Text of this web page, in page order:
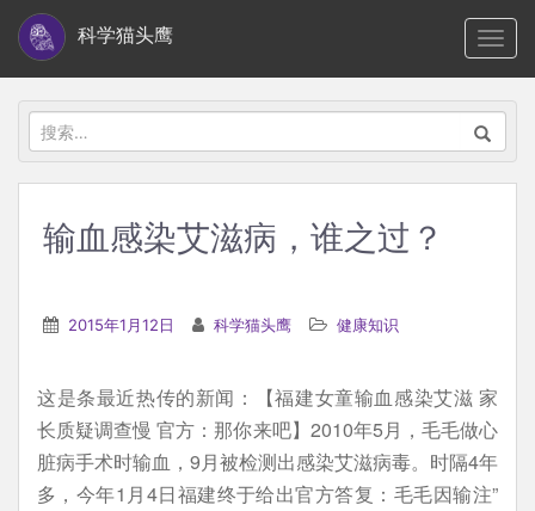
i
科学猫头鹰
搜
索：
输血感染艾滋病，谁之过？
2015年1月12日 科学猫头鹰 健康知识
这是条最近热传的新闻：【福建女童输血感染艾滋 家
长质疑调查慢 官方：那你来吧】2010年5月，毛毛做心
脏病手术时输血，9月被检测出感染艾滋病毒。时隔4年
多，今年1月4日福建终于给出官方答复：毛毛因输注”